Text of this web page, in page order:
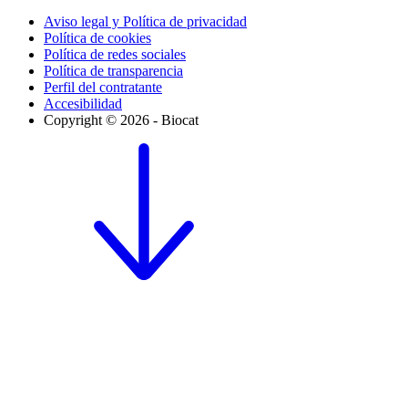
Aviso legal y Política de privacidad
Política de cookies
Política de redes sociales
Política de transparencia
Perfil del contratante
Accesibilidad
Copyright © 2026 - Biocat